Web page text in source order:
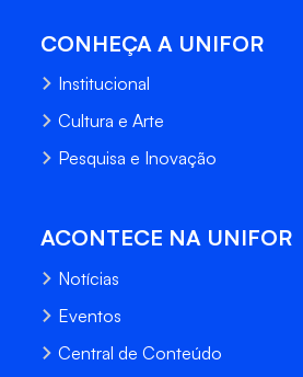
CONHEÇA A UNIFOR
Institucional
Cultura e Arte
Pesquisa e Inovação
ACONTECE NA UNIFOR
Notícias
Eventos
Central de Conteúdo